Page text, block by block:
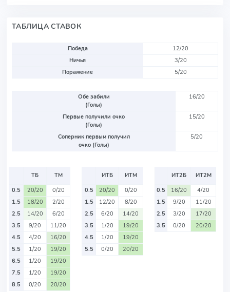
ТАБЛИЦА СТАВОК
Победа
12/20
Ничья
3/20
Поражение
5/20
Обе забили
(Голы)
16/20
Первые получили очко
(Голы)
15/20
Соперник первым получил
очко (Голы)
5/20
ТБ
ТМ
0.5
20/20
0/20
1.5
18/20
2/20
2.5
14/20
6/20
3.5
9/20
11/20
4.5
4/20
16/20
5.5
1/20
19/20
6.5
1/20
19/20
7.5
1/20
19/20
8.5
0/20 20/20
ИТБ
ИТМ
0.5
20/20
0/20
1.5
12/20
8/20
2.5
6/20
14/20
3.5
1/20
19/20
4.5
1/20
19/20
5.5
0/20 20/20
ИТ2Б
ИТ2М
0.5
16/20
4/20
1.5
9/20
11/20
2.5
3/20
17/20
3.5
0/20 20/20